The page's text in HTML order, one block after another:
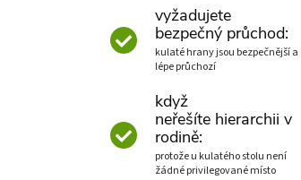
vyžadujete
bezpečný průchod:
kulaté hrany jsou bezpečnější a
lépe průchozí
když
neřešíte hierarchii v
rodině:
protože u kulatého stolu není
žádné privilegované místo